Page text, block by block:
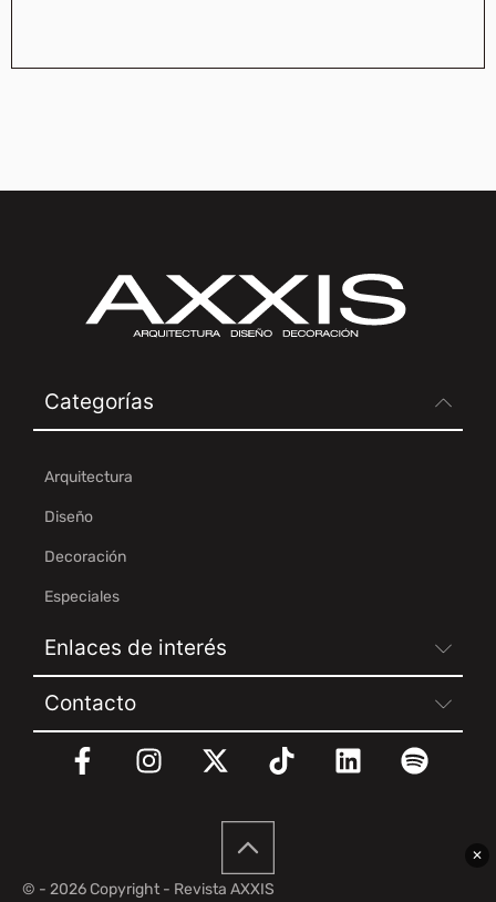
✕
Categorías
Arquitectura
Diseño
Decoración
Especiales
Enlaces de interés
Contacto
© - 2026 Copyright - Revista AXXIS